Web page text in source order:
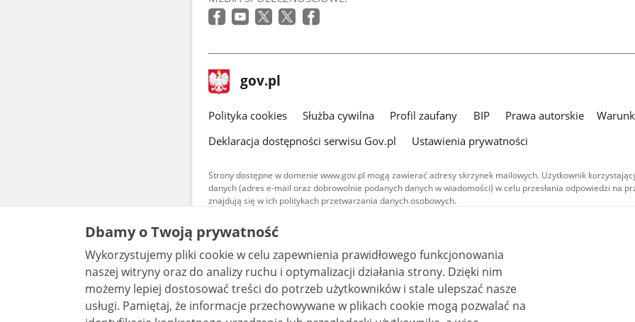
stopka
gov.pl Strona
gov.pl
gov.pl
Polityka cookies Służba cywilna Profil zaufany BIP Prawa autorskie
Deklaracja dostępności serwisu Gov.pl
Ustawienia prywatności
Strony dostępne w domenie www.gov.pl mogą zawierać adresy skrzynek mailowych. Użytkownik
danych (adres e-mail oraz dobrowolnie podanych danych w wiadomości) w celu przesłania odpowiedzi na
znajdują się w ich politykach przetwarzania danych osobowych.
Treści tekstowe publikowane w serwisie (z wyłączeniem treści audiowizualnych), są
udostępniane na licencji typu Creative Commons: uznanie autorstwa - na tych samych
warunkach 4.0 (CC BY-SA 4.0). Materiały audiowizualne, w tym zdjęcia, materiały audio i
są udostępniane na licencji typu Creative Commons: uznanie autorstwa użycie niekomercyjne
bez utworów zależnych 4.0 (CC BY-NC-ND 4.0), o ile nie jest to stwierdzone inaczej.
Dbamy o Twoją prywatność
Wykorzystujemy pliki cookie w celu zapewnienia prawidłowego funkcjonowania
naszej witryny oraz do analizy ruchu i optymalizacji działania strony. Dzięki nim
możemy lepiej dostosować treści do potrzeb użytkowników i stale ulepszać nasze
usługi. Pamiętaj, że informacje przechowywane w plikach cookie mogą pozwalać na